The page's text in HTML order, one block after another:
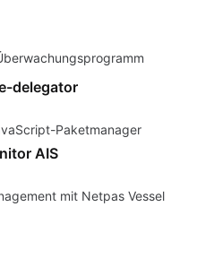
delegator
Paketmanager
AIS
mit Netpas Vessel